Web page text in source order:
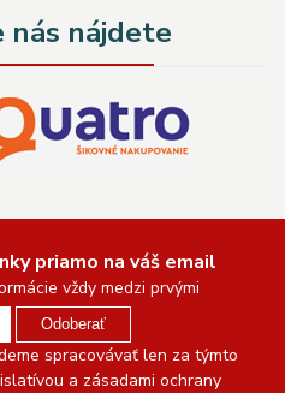
nás nájdete
priamo na váš email
vždy medzi prvými
Odoberať
spracovávať len za týmto
a zásadami ochrany